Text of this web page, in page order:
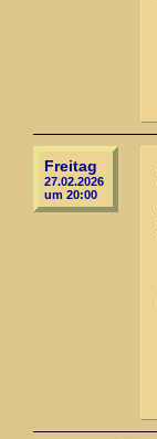
Freitag
27.02.2026
um 20:00